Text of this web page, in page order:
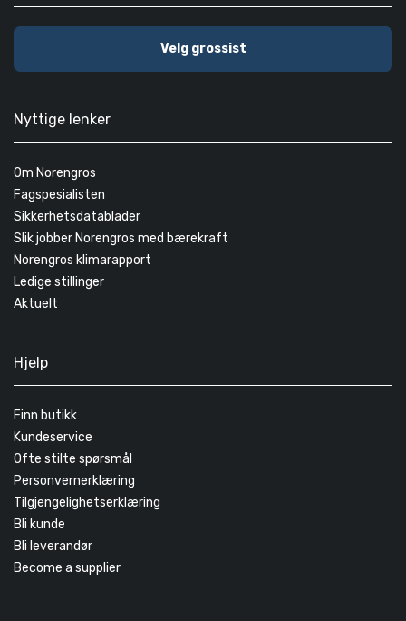
Velg grossist
Nyttige lenker
Om Norengros
Fagspesialisten
Sikkerhetsdatablader
Slik jobber Norengros med bærekraft
Norengros klimarapport
Ledige stillinger
Aktuelt
Hjelp
Finn butikk
Kundeservice
Ofte stilte spørsmål
Personvernerklæring
Tilgjengelighetserklæring
Bli kunde
Bli leverandør
Become a supplier